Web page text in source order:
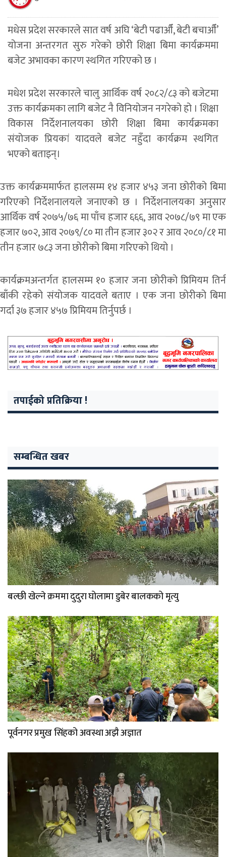
मधेस प्रदेश सरकारले सात वर्ष अघि ‘बेटी पढाऔँ, बेटी बचाऔँ’
योजना अन्तरगत सुरु गरेको छोरी शिक्षा बिमा कार्यक्रममा
बजेट अभावका कारण स्थगित गरिएको छ ।
मधेश प्रदेश सरकारले चालु आर्थिक वर्ष २०८२/८३ को बजेटमा
उक्त कार्यक्रमका लागि बजेट नै विनियोजन नगरेको हो । शिक्षा
विकास निर्देशनालयका छोरी शिक्षा बिमा कार्यक्रमका
संयोजक प्रियकां यादवले बजेट नहुँदा कार्यक्रम स्थगित
भएको बताइन्।
उक्त कार्यक्रममार्फत हालसम्म १४ हजार ४५३ जना छोरीको बिमा
गरिएको निर्देशनालयले जनाएको छ । निर्देशनालयका अनुसार
आर्थिक वर्ष २०७५/७६ मा पाँच हजार ६६६, आव २०७८/७९ मा एक
हजार ७०२, आव २०७९/८० मा तीन हजार ३०२ र आव २०८०/८१ मा
तीन हजार ७८३ जना छोरीको बिमा गरिएको थियो ।
कार्यक्रमअन्तर्गत हालसम्म १० हजार जना छोरीको प्रिमियम तिर्न
बाँकी रहेको संयोजक यादवले बताए । एक जना छोरीको बिमा
गर्दा ३७ हजार ४५७ प्रिमियम तिर्नुपर्छ ।
तपाईको प्रतिक्रिया !
सम्बन्धित खबर
बल्छी खेल्ने क्रममा दुदुरा घोलामा डुबेर बालकको मृत्यु
पूर्वनगर प्रमुख सिंहको अवस्था अझै अज्ञात